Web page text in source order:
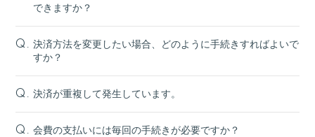
できますか？
Q. 決済方法を変更したい場合、どのように手続きすればよいで
すか？
Q. 決済が重複して発生しています。
Q. 会費の支払いには毎回の手続きが必要ですか？